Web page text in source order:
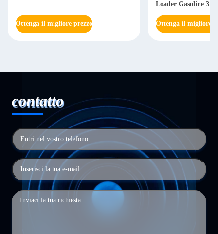
Ottenga il migliore prezzo
Loader Gasoline 3
Ottenga il migliore
contatto